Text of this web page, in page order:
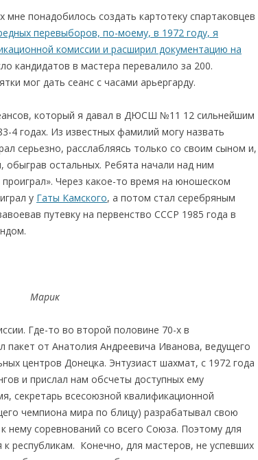
мне понадобилось создать картотеку спартаковцев
перевыборов, по-моему, в 1972 году, я
комиссии и расширил документацию на
кандидатов в мастера перевалило за 200.
мог дать сеанс с часами арьергарду.
который я давал в ДЮСШ №11 12 сильнейшим
4 годах. Из известных фамилий могу назвать
серьезно, расслабляясь только со своим сыном и,
обыграв остальных. Ребята начали над ним
Через какое-то время на юношеском
у Гаты Камского, а потом стал серебряным
путевку на первенство СССР 1985 года в
Марик
Где-то во второй половине 70-х в
пакет от Анатолия Андреевича Иванова, ведущего
центров Донецка. Энтузиаст шахмат, с 1972 года
и прислал нам обсчеты доступных ему
секретарь всесоюзной квалификационной
чемпиона мира по блицу) разрабатывал свою
нему соревнований со всего Союза. Поэтому для
республикам. Конечно, для мастеров, не успевших